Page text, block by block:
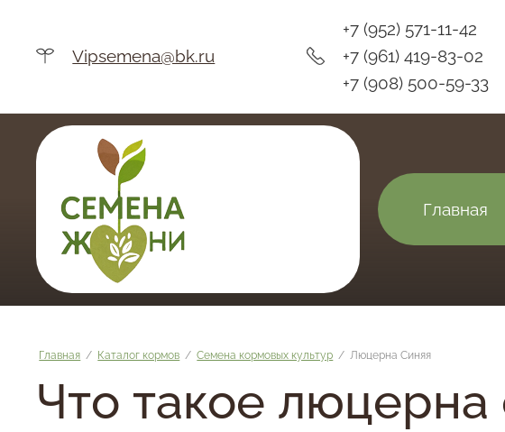
Vipsemena@bk.ru
+7 (952) 571-11-42
+7 (961) 419-83-02
+7 (908) 500-59-33
Главная
Главная / Каталог кормов / Семена кормовых культур / Люцерна Синяя
Что такое люцерна